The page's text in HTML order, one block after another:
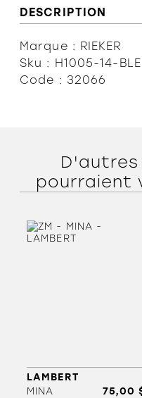
DESCRIPTION
Marque : RIEKER
Sku : H1005-14-
Code : 32066
pourraient
LAMBERT
MINA
75,00